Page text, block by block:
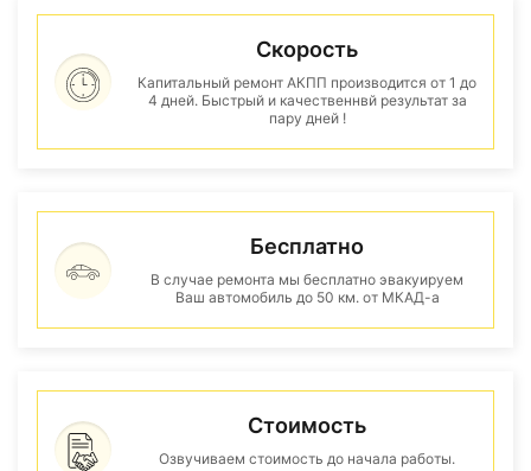
Скорость
Капитальный ремонт АКПП производится от 1 до
4 дней. Быстрый и качественнвй результат за
пару дней !
Бесплатно
В случае ремонта мы бесплатно эвакуируем
Ваш автомобиль до 50 км. от МКАД-а
Стоимость
Озвучиваем стоимость до начала работы.